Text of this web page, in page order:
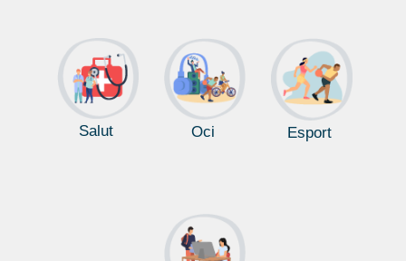
Salut Oci Esport